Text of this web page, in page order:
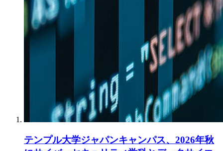
テンプル大学ジャパンキャンパス、2026年秋